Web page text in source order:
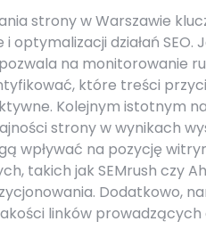
strony w Warszawie
optymalizacji działań
na monitorowanie
które treści
Kolejnym istotnym
strony w wynikach
wpływać na pozycję
takich jak SEMrush czy
Dodatkowo,
linków